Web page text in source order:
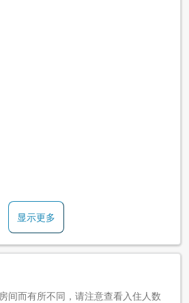
显示更多
间而有所不同，请注意查看入住人数